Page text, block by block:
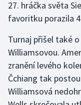
Stolní tenis
Veslování
Vodní slalom
Volejbal
27. hráčka světa
favoritku porazila
Turnaj přišel také
Williamsovou.
zranění levého
Čchiang tak
Williamsová